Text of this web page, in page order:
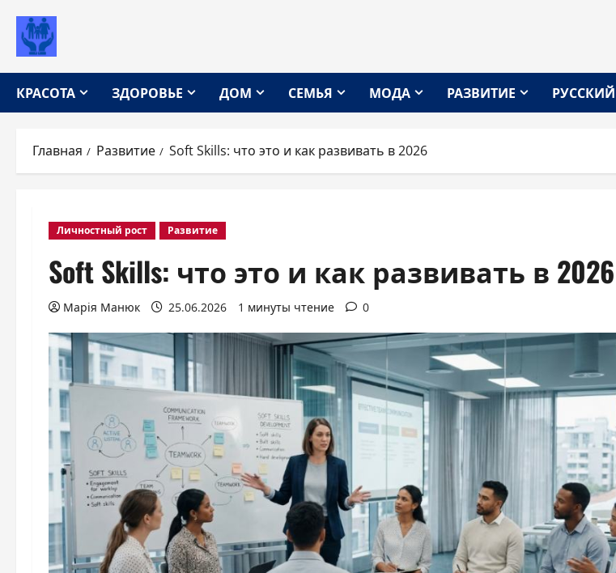
содержимому
КРАСОТА ЗДОРОВЬЕ ДОМ СЕМЬЯ МОДА РАЗВИТИЕ РУССКИЙ
Главная Развитие Soft Skills: что это и как развивать в 2026
Личностный рост Развитие
Soft Skills: что это и как развивать в 2026
Марія Манюк 25.06.2026 1 минуты чтение 0